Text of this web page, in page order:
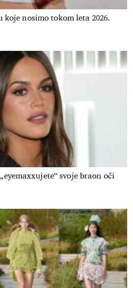
koje nosimo tokom leta 2026.
svoje braon oči